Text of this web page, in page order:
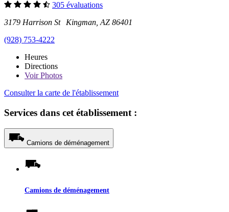
305 évaluations
3179 Harrison St Kingman, AZ 86401
(928) 753-4222
Heures
Directions
VoirPhotos
Consulter la carte de l'établissement
Services dans cet établissement :
Camions de déménagement
Camions de déménagement